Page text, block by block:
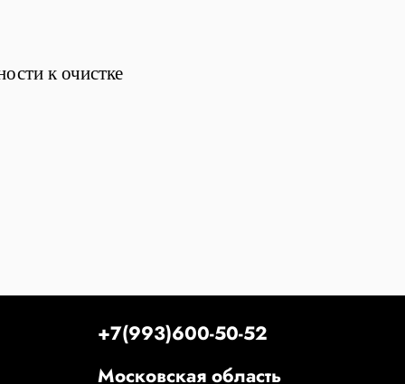
к очистке
+7(993)600-50-52
Московская область